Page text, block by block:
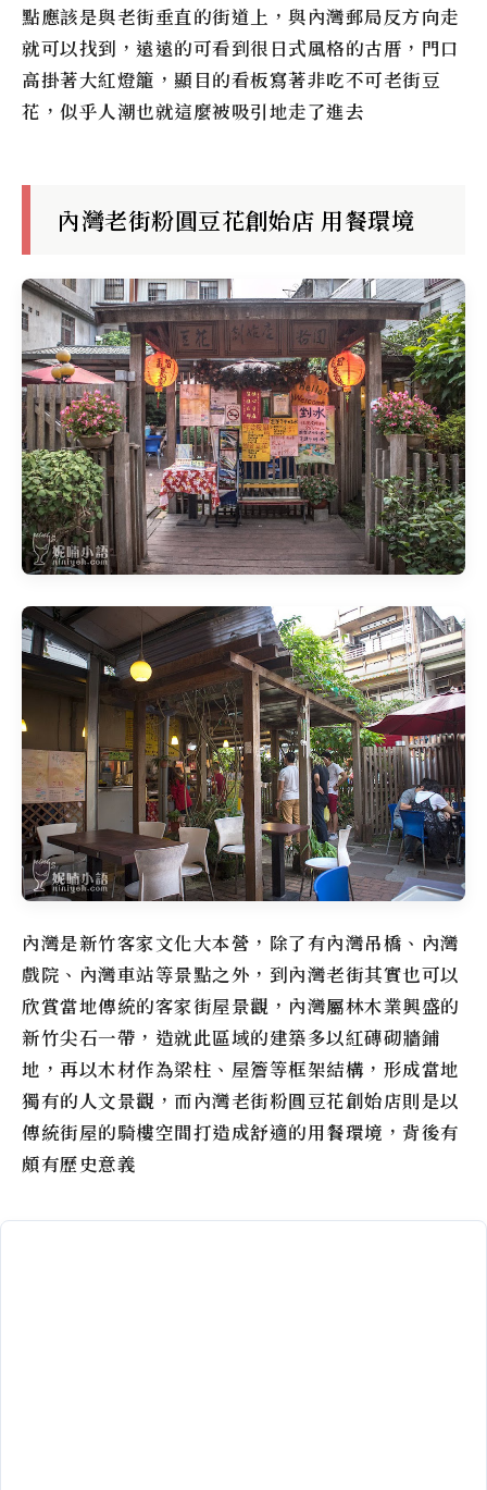
點應該是與老街垂直的街道上，與內灣郵局反方向走
就可以找到，遠遠的可看到很日式風格的古厝，門口
高掛著大紅燈籠，顯目的看板寫著非吃不可老街豆
花，似乎人潮也就這麼被吸引地走了進去
內灣老街粉圓豆花創始店 用餐環境
內灣是新竹客家文化大本營，除了有內灣吊橋、內灣
戲院、內灣車站等景點之外，到內灣老街其實也可以
欣賞當地傳統的客家街屋景觀，內灣屬林木業興盛的
新竹尖石一帶，造就此區域的建築多以紅磚砌牆鋪
地，再以木材作為梁柱、屋簷等框架結構，形成當地
獨有的人文景觀，而內灣老街粉圓豆花創始店則是以
傳統街屋的騎樓空間打造成舒適的用餐環境，背後有
頗有歷史意義